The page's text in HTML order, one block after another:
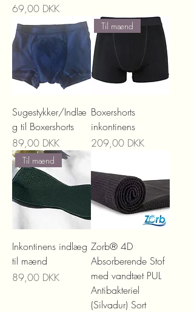
Preis
69,00 DKK
Sugestykker/Indlæ
g til Boxershorts
Preis
89,00 DKK
Til mænd
Boxershorts
inkontinens
Preis
209,00 DKK
Til mænd
Inkontinens indlæg
til mænd
Preis
89,00 DKK
Zorb® 4D
Absorberende Stof
med vandtæt PUL
Antibakteriel
(Silvadur) Sort